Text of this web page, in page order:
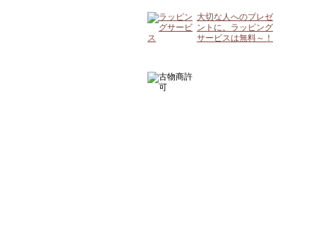
大切な人へのプレゼ
ントに。ラッピング
サービスは無料～！